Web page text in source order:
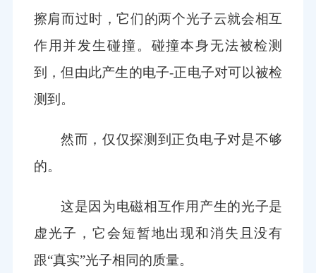
擦肩而过时，它们的两个光子云就会相互
作用并发生碰撞。碰撞本身无法被检测
到，但由此产生的电子-正电子对可以被检
测到。
然而，仅仅探测到正负电子对是不够
的。
这是因为电磁相互作用产生的光子是
虚光子，它会短暂地出现和消失且没有
跟“真实”光子相同的质量。